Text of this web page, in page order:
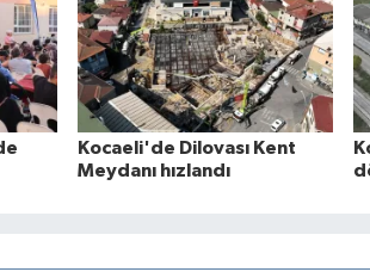
Kocaeli'de Dilovası Kent
Meydanı hızlandı